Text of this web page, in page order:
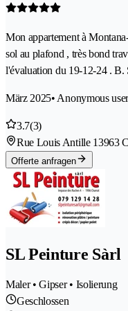
Mon appartement à
sol au plafond , très bond
l'évaluation du 19-12-24 . B.
März 2025• Anonymous
3.7(3)
Rue Louis Antille 13963
Offerte anfragen
SL Peinture Sàrl
Maler • Gipser • Isolierung
Geschlossen